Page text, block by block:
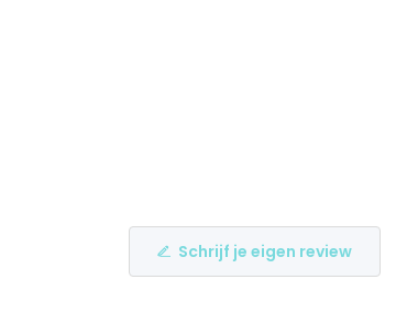
Schrijf je eigen review